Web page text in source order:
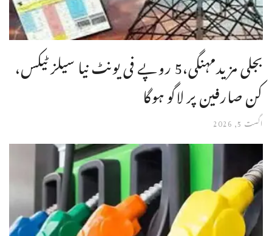
بجلی مزیدمہنگی،5 روپے فی یونٹ نیا سیلز ٹیکس،
کن صارفین پر لاگو ہوگا
اگست 5, 2026